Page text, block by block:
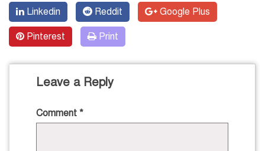
Linkedin Reddit Google Plus
Pinterest Print
Leave a Reply
Comment *